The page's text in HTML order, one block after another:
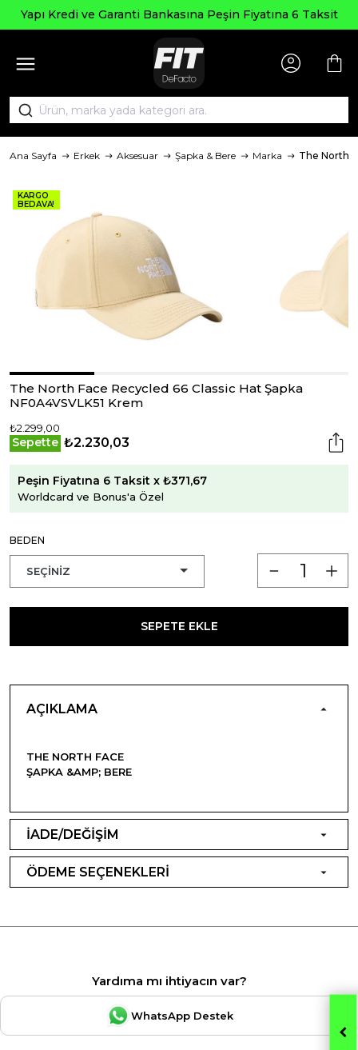
Yapı Kredi ve Garanti Bankasına Peşin Fiyatına 6 Taksit
Ana Sayfa Erkek Aksesuar Şapka & Bere Marka The North
KARGO
BEDAVA!
The North Face Recycled 66 Classic Hat Şapka
NF0A4VSVLK51 Krem
₺2.299,00
Sepette ₺2.230,03
Peşin Fiyatına 6 Taksit x ₺371,67
Worldcard ve Bonus'a Özel
BEDEN
SEPETE EKLE
AÇIKLAMA
THE NORTH FACE
ŞAPKA &AMP; BERE
İADE/DEĞİŞİM
ÖDEME SEÇENEKLERİ
Yardıma mı ihtiyacın var?
WhatsApp Destek